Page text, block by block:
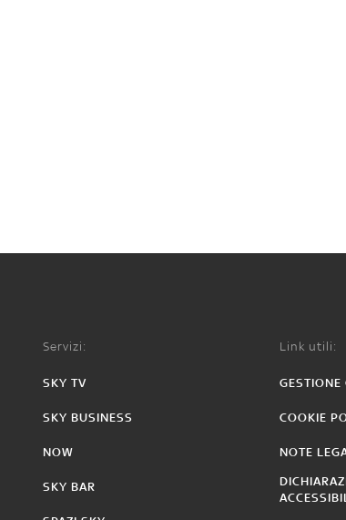
Servizi:
SKY TV
SKY BUSINESS
NOW
SKY BAR
Link utili:
GESTIONE
COOKIE
NOTE